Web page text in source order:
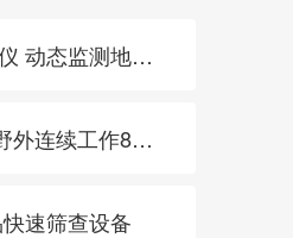
· 特色农产品地标产区巡测 三体宏科土壤养分检测仪 动态监测地块肥力支撑品质统一
· 土壤快检设备续航不够用？三体宏科大容量锂电野外连续工作8小时
速筛查设备